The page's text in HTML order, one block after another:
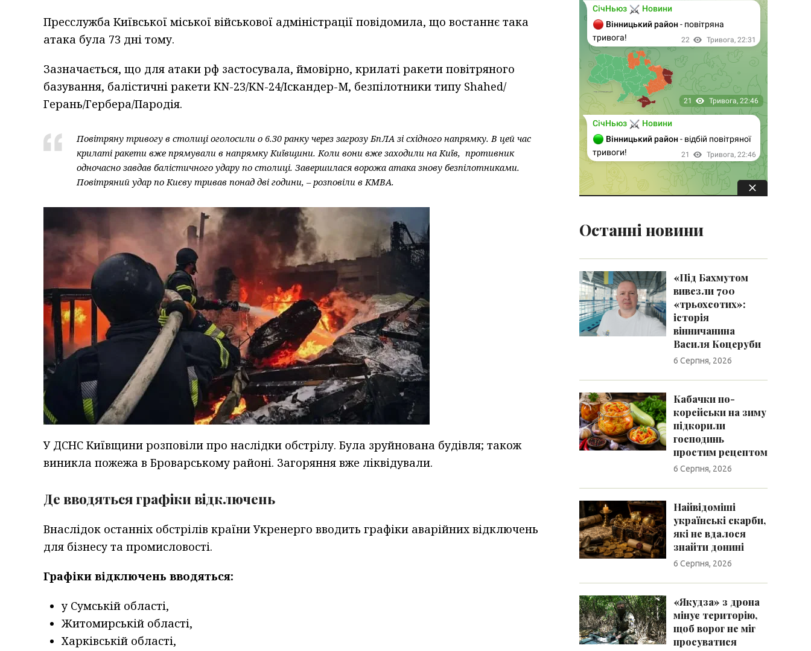
Пресслужба Київської міської військової адміністрації повідомила, що востаннє така
атака була 73 дні тому.
Зазначається, що для атаки рф застосувала, ймовірно, крилаті ракети повітряного
базування, балістичні ракети KN-23/KN-24/Іскандер-М, безпілотники типу Shahed/
Герань/Гербера/Пародія.
Повітряну тривогу в столиці оголосили о 6.30 ранку через загрозу БпЛА зі східного напрямку. В цей час
крилаті ракети вже прямували в напрямку Київщини. Коли вони вже заходили на Київ, противник
одночасно завдав балістичного удару по столиці. Завершилася ворожа атака знову безпілотниками.
Повітряний удар по Києву тривав понад дві години, – розповіли в КМВА.
У ДСНС Київщини розповіли про наслідки обстрілу. Була зруйнована будівля; також
виникла пожежа в Броварському районі. Загоряння вже ліквідували.
Де вводяться графіки відключень
Внаслідок останніх обстрілів країни Укренерго вводить графіки аварійних відключень
для бізнесу та промисловості.
Графіки відключень вводяться:
у Сумській області,
Житомирській області,
Харківській області,
Останні новини
«Під Бахмутом
вивезли 700
«трьохсотих»:
історія
вінничанина
Василя Коцеруби
6 Серпня, 2026
Кабачки по-
корейськи на зиму
підкорили
господинь
простим рецептом
6 Серпня, 2026
Найвідоміші
українські скарби,
які не вдалося
знайти донині
6 Серпня, 2026
«Якудза» з дрона
мінує територію,
щоб ворог не міг
просуватися